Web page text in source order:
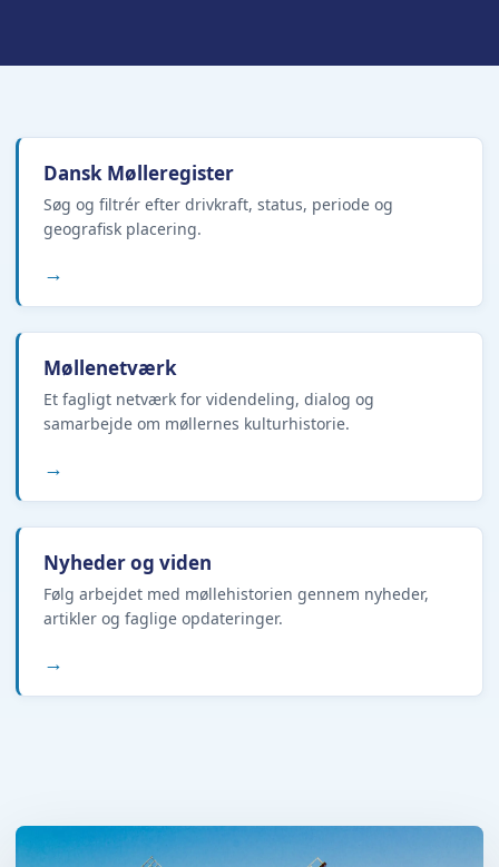
Dansk Mølleregister
Søg og filtrér efter drivkraft, status, periode og
geografisk placering.
→
Møllenetværk
Et fagligt netværk for videndeling, dialog og
samarbejde om møllernes kulturhistorie.
→
Nyheder og viden
Følg arbejdet med møllehistorien gennem nyheder,
artikler og faglige opdateringer.
→